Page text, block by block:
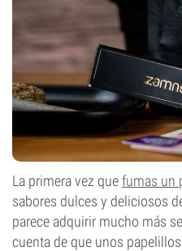
La primera vez quefumas un
sabores dulces y deliciosos
parece adquirir mucho más
cuenta de que unos